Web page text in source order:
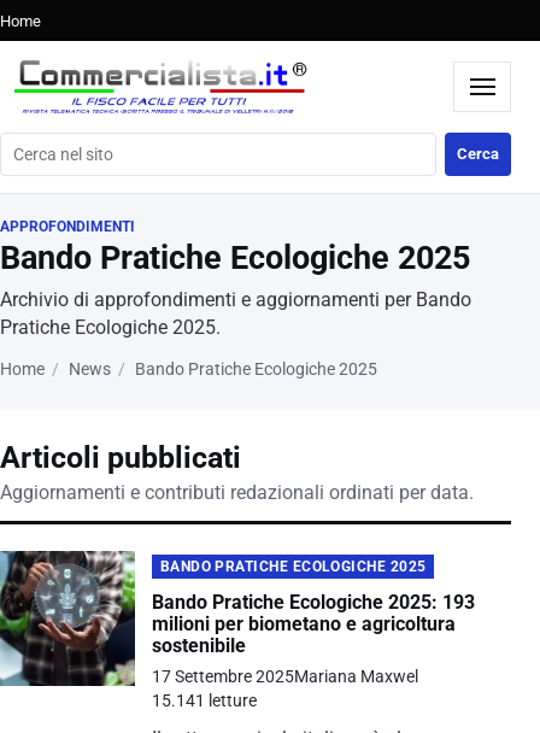
Home
Cerca nel sito Cerca
APPROFONDIMENTI
Bando Pratiche Ecologiche 2025
Archivio di approfondimenti e aggiornamenti per Bando
Pratiche Ecologiche 2025.
Home News Bando Pratiche Ecologiche 2025
Articoli pubblicati
Aggiornamenti e contributi redazionali ordinati per data.
BANDO PRATICHE ECOLOGICHE 2025
Bando Pratiche Ecologiche 2025: 193
milioni per biometano e agricoltura
sostenibile
17 Settembre 2025Mariana Maxwel
15.141 letture